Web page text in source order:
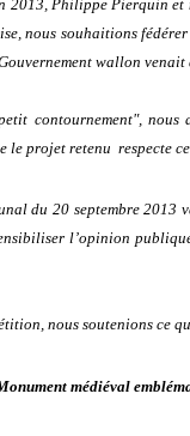
2013, Philippe Pierquin
nous souhaitions
wallon
contournement",
le projet retenu respecte
du 20 septembre
l’opinion
nous soutenions ce
médiéval